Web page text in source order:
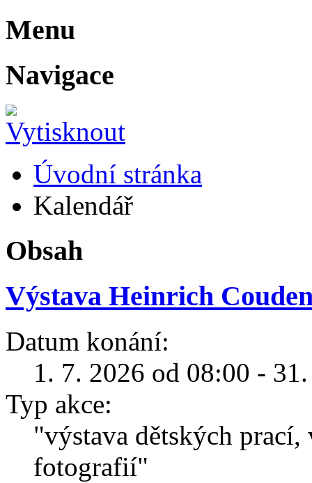
Menu
Navigace
Úvodní stránka
Kalendář
Obsah
Výstava Heinrich
Datum konání:
1. 7. 2026 od 08:00 -
Typ akce:
"výstava dětských
fotografií"